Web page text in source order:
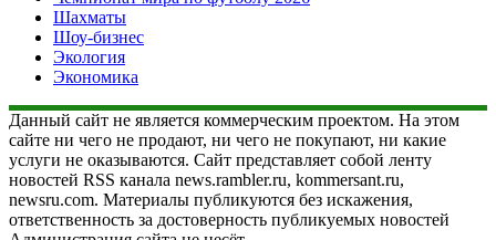
Шахматы
Шоу-бизнес
Экология
Экономика
Данный сайт не является коммерческим проектом. На этом
сайте ни чего не продают, ни чего не покупают, ни какие
услуги не оказываются. Сайт представляет собой ленту
новостей RSS канала news.rambler.ru, kommersant.ru,
newsru.com. Материалы публикуются без искажения,
ответственность за достоверность публикуемых новостей